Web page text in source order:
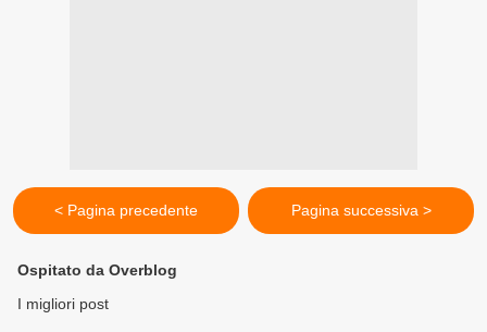
< Pagina precedente Pagina successiva >
Ospitato da Overblog
I migliori post